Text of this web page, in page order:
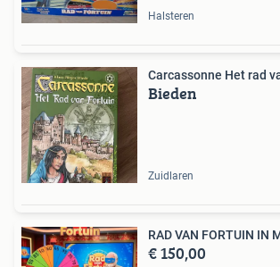
Halsteren
Carcassonne Het rad
Bieden
Zuidlaren
RAD VAN FORTUIN IN
€ 150,00